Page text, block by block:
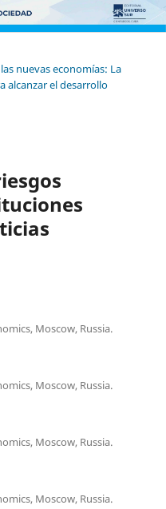
nuevas economías: La
alcanzar el desarrollo
Moscow, Russia.
Moscow, Russia.
Moscow, Russia.
Moscow, Russia.